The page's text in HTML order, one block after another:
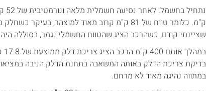
ק"מ. כלומר טווח של 81 ק"מ קרוב מאוד למוצהר,
שציינתי קודם, כשהרכב הציג שהטווח החשמלי נגמר, בסוללה היה
במתווה נהיגה מאוד לא מרחם.